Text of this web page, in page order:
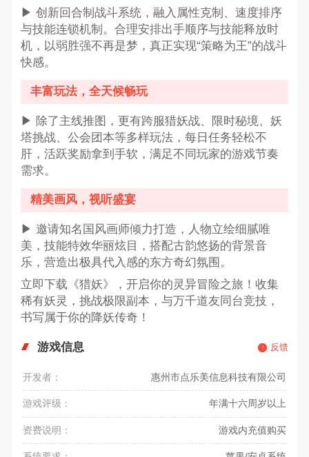
▶ 创新回合制战斗系统，融入属性克制、速度排序
与技能连锁机制。合理安排出手顺序与技能释放时
机，以弱胜强不再是梦，真正实现“策略为王”的战斗
快感。
丰富玩法，全天候畅玩
▶ 除了主线推图，更有跨服猎妖战、限时秘境、妖
塔挑战、公会团本等多样玩法，每日任务轻松不
肝，活跃奖励拿到手软，满足不同玩家的游戏节奏
需求。
精美画风，视听盛宴
▶ 邀请知名国风画师倾力打造，人物立绘细腻唯
美，技能特效华丽炫目，搭配古韵悠扬的背景音
乐，营造出极具代入感的东方奇幻氛围。
立即下载《猎妖》，开启你的灵异冒险之旅！收集
稀有妖灵，挑战极限副本，与万千道友同台竞技，
书写属于你的降妖传奇！
游戏信息 反馈
开发者： 惠州市点乐美信息科技有限公司
游戏评级： 年满十六周岁以上
资费说明： 游戏内充值购买